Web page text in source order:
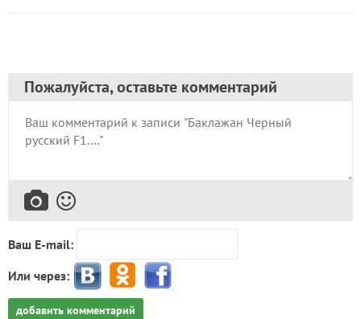
Пожалуйста, оставьте комментарий
Ваш E-mail:
Или через:
добавить комментарий